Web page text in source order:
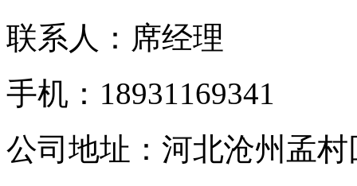
联系人：席经理
手机：18931169341
公司地址：河北沧州孟